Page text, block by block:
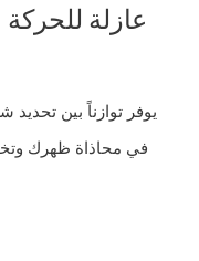
عازلة
يوفر توازناً بين
في محاذاة ظهرك